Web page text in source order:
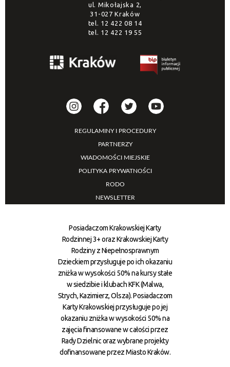
ul. Mikołajska 2,
31-027 Kraków
tel. 12 422 08 14
tel. 12 422 19 55
REGULAMINY I PROCEDURY
PARTNERZY
WIADOMOŚCI MIEJSKIE
POLITYKA PRYWATNOŚCI
RODO
NEWSLETTER
Posiadaczom Krakowskiej Karty
Rodzinnej 3+ oraz Krakowskiej Karty
Rodziny z Niepełnosprawnym
Dzieckiem przysługuje po ich okazaniu
zniżka w wysokości 50% na kursy stałe
w siedzibie i klubach KFK (Malwa,
Strych, Kazimierz, Olsza). Posiadaczom
Karty Krakowskiej przysługuje po jej
okazaniu zniżka w wysokości 50% na
zajęcia finansowane w całości przez
Rady Dzielnic oraz wybrane projekty
dofinansowane przez Miasto Kraków.